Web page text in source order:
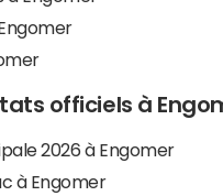
officiels à
2026 à Engomer
à Engomer